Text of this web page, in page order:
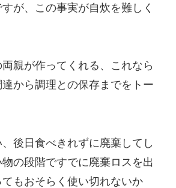
が、この事実が自炊を難しく
親が作ってくれる、これなら
から調理との保存までをトー
後日食べきれずに廃棄してし
の段階ですでに廃棄ロスを出
もおそらく使い切れないか